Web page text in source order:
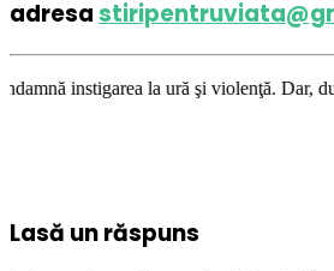
adresa
la ură şi violenţă. Dar, după cum
Lasă un răspuns